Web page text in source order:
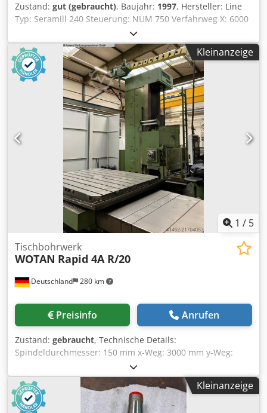
Zustand: gut (gebraucht), Baujahr: 1997, Hersteller: Line
Typ: Seramill 240 Steuerung: NUM 750 Verfahrweg X: 6000
mm Cedpjyf A H Nsfx Ah Aoha Verfahrweg Y: 2500 mm
Verfahrweg Z: 950 mm Säulenabstand: 2400 mm Tisch:
6000 x 2100 mm Automatischer Fräskopf: 2,5°
Spindeldrehzahl: 3200 U/min Vorschubgeschwindigkeit: 10
m/min Maschinengewicht: ca. 35 Tonnen
Kleinanzeige
1 / 5
Deutschland 280 km
Tischbohrwerk
WOTAN Rapid 4A R/20
Preisinfo Anrufen
Zustand: gebraucht, Technische Details:
Spindeldurchmesser: 150 mm x-Weg: 3000 mm y-Weg:
2000 mm Spindelhub: 700 mm Traghülsenabmessung: 340
x 340 mm Traghülsenausschub: 700 Ständerverfahrweg:
1500 mm Spindelaufnahme ISO: 50 Bohrspindeldrehzahl:
3,2 - 1600 U/min Tischfläche: 2000 x 2500 mm max.
Kleinanzeige